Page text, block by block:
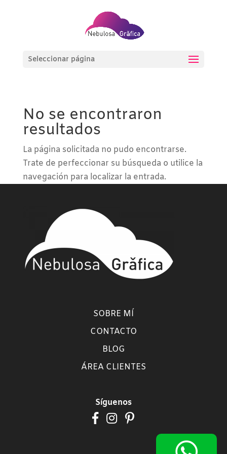
Seleccionar página
No se encontraron
resultados
La página solicitada no pudo encontrarse.
Trate de perfeccionar su búsqueda o utilice la
navegación para localizar la entrada.
SOBRE MÍ
CONTACTO
BLOG
ÁREA CLIENTES
Síguenos